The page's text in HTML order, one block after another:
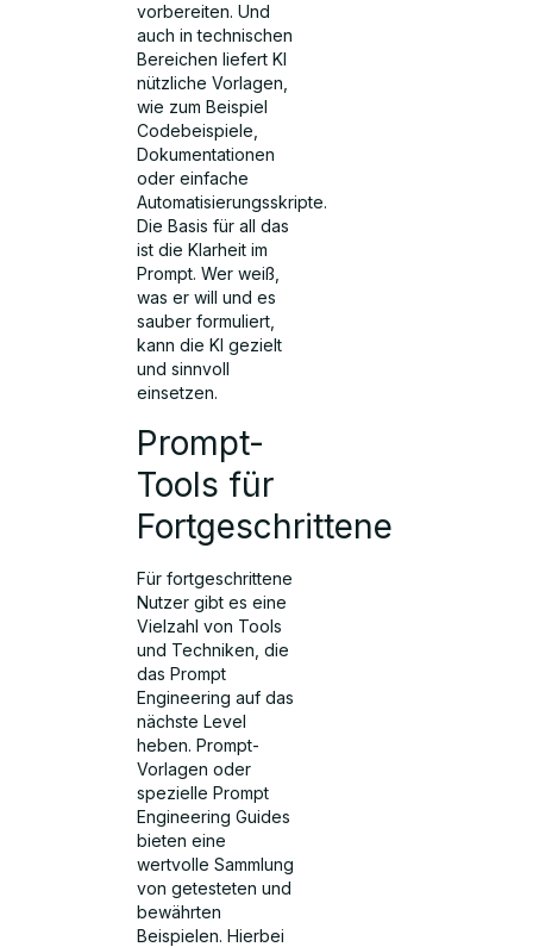
vorbereiten. Und
auch in technischen
Bereichen liefert KI
nützliche Vorlagen,
wie zum Beispiel
Codebeispiele,
Dokumentationen
oder einfache
Automatisierungsskripte.
Die Basis für all das
ist die Klarheit im
Prompt. Wer weiß,
was er will und es
sauber formuliert,
kann die KI gezielt
und sinnvoll
einsetzen.
Prompt-
Tools für
Fortgeschrittene
Für fortgeschrittene
Nutzer gibt es eine
Vielzahl von Tools
und Techniken, die
das Prompt
Engineering auf das
nächste Level
heben. Prompt-
Vorlagen oder
spezielle Prompt
Engineering Guides
bieten eine
wertvolle Sammlung
von getesteten und
bewährten
Beispielen. Hierbei